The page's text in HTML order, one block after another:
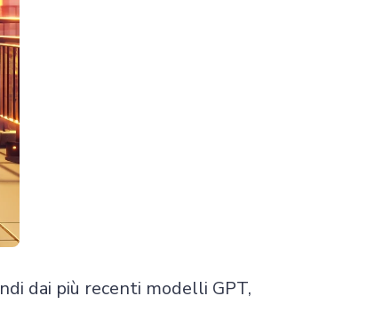
dai più recenti modelli GPT,
HelpDesk